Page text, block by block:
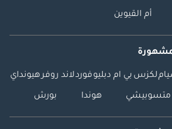
أم القيوين
لكزس بي ام دبليوفوردلاند روفرهيونداي
متسوبيشي هوندا بورش